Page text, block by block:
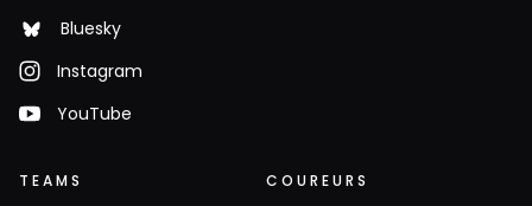
Bluesky
Instagram
YouTube
TEAMS COUREURS